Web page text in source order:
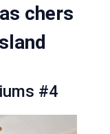
chers
#4